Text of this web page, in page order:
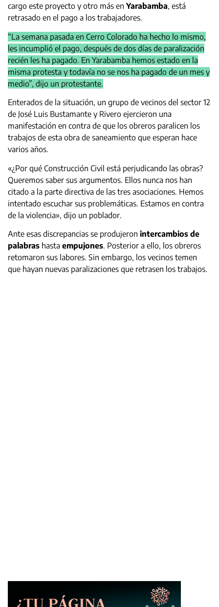
cargo este proyecto y otro más enYarabamba, está
retrasado en el pago a los trabajadores.
“La semana pasada en Cerro Colorado ha hecho lo mismo,
les incumplió el pago, después de dos días de paralización
recién les ha pagado. En Yarabamba hemos estado en la
misma protesta y todavía no se nos ha pagado de un mes y
medio”, dijo un protestante.
Enterados de la situación, un grupo de vecinos del sector 12
de José Luis Bustamante y Rivero ejercieron una
manifestación en contra de que los obreros paralicen los
trabajos de esta obra de saneamiento que esperan hace
varios años.
«¿Por qué Construcción Civil está perjudicando las obras?
Queremos saber sus argumentos. Ellos nunca nos han
citado a la parte directiva de las tres asociaciones. Hemos
intentado escuchar sus problemáticas. Estamos en contra
de la violencia», dijo un poblador.
Ante esas discrepancias se produjeron intercambios de
palabras hasta empujones. Posterior a ello, los obreros
retomaron sus labores. Sin embargo, los vecinos temen
que hayan nuevas paralizaciones que retrasen los trabajos.